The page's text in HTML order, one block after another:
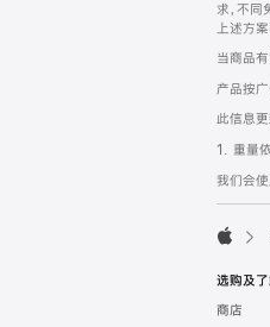
求，不
上述方
当商品
产品按
此信息
1. 重量
我们会
选购及
商店